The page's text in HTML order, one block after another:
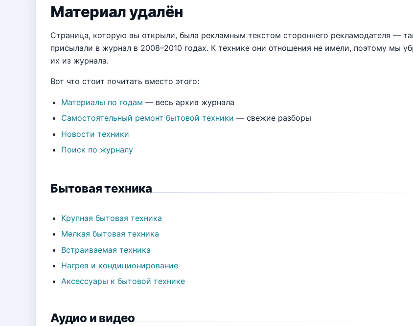
Материал удалён
Страница, которую вы открыли, была рекламным текстом стороннего рекламодателя —
присылали в журнал в 2008–2010 годах. К технике они отношения не имели, поэтому мы
их из журнала.
Вот что стоит почитать вместо этого:
Материалы по годам — весь архив журнала
Самостоятельный ремонт бытовой техники — свежие разборы
Новости техники
Поиск по журналу
Бытовая техника
Крупная бытовая техника
Мелкая бытовая техника
Встраиваемая техника
Нагрев и кондиционирование
Аксессуары к бытовой технике
Аудио и видео